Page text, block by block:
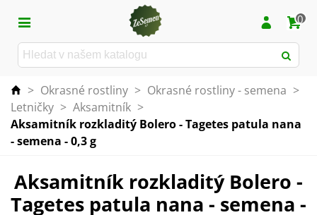
0
> Okrasné rostliny > Okrasné rostliny - semena >
Letničky > Aksamitník >
Aksamitník rozkladitý Bolero - Tagetes patula nana
- semena - 0,3 g
Aksamitník rozkladitý Bolero -
Tagetes patula nana - semena -